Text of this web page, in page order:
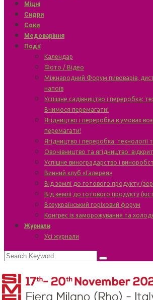
Міцні
Сидри
Соки
Медоваріння
Події
Календар
Фото / Відео
Міжнародний Форум пивоварів,
напоїв
Успішне садівництво і переробка:
Вчимося перемагати!
Ягідництво і переробка в умовах
перемагати!
Ягідництво і переробка: технології
Овочівництво та ягідництво:
Успішне виноградарство і
Винний клуб «Галерея»
Від землі до готового продукту
Від землі до готового продукту
Всеукраїнський горіховий форум
Конгрес із заморожування та
Журнали
Усі журнали